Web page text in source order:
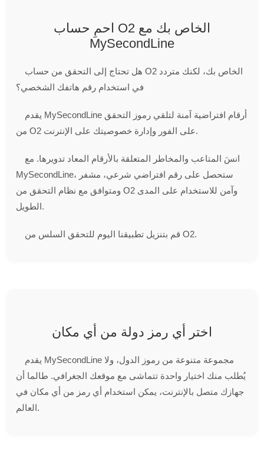
احمِ حساب O2 الخاص بك مع
MySecondLine
هل تحتاج إلى التحقق من حساب O2 الخاص بك، لكنك متردد
في استخدام رقم هاتفك الشخصي؟
يقدم MySecondLine أرقام افتراضية آمنة لتلقي رموز التحقق
من O2 على الفور وإدارة خصوصيتك على الإنترنت.
انسَ المتاعب والمخاطر المتعلقة بالأرقام المعاد تدويرها. مع
MySecondLine، ستحصل على رقم افتراضي شرعي، مشفر
ومتوافق مع نظام التحقق من O2 وآمن للاستخدام على المدى
الطويل.
قم بتنزيل تطبيقنا اليوم للتحقق السلس من O2.
اختر أي رمز دولة من أي مكان
يقدم MySecondLine مجموعة متنوعة من رموز الدول، ولا
يُطلب منك اختيار واحدة تتماشى مع موقعك الجغرافي. طالما أن
جهازك متصل بالإنترنت، يمكن استخدام أي رمز من أي مكان في
العالم.